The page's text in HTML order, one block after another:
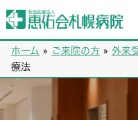
ホーム » ご来院の方 » 外来
療法